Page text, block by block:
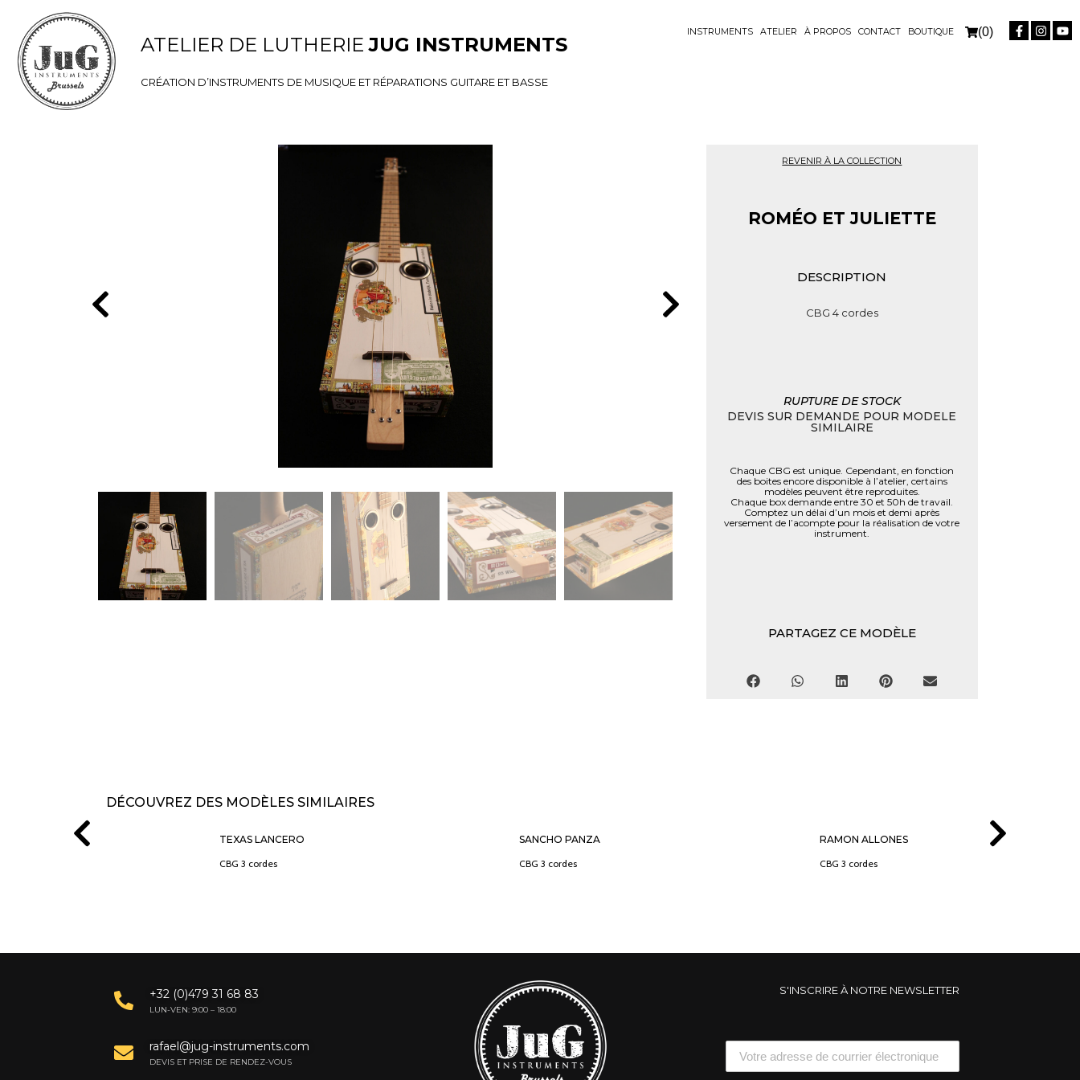
ATELIER DE LUTHERIEJUG INSTRUMENTS
CRÉATION D’INSTRUMENTS DE MUSIQUE ET RÉPARATIONS GUITARE ET BASSE
INSTRUMENTS ATELIER À PROPOS CONTACT BOUTIQUE (0)
REVENIR À LA COLLECTION
ROMÉO ET JULIETTE
DESCRIPTION
CBG 4 cordes
RUPTURE DE STOCK
DEVIS SUR DEMANDE POUR MODELE
SIMILAIRE
Chaque CBG est unique. Cependant, en fonction
des boites encore disponible à l’atelier, certains
modèles peuvent être reproduites.
Chaque box demande entre 30 et 50h de travail.
Comptez un délai d’un mois et demi après
versement de l’acompte pour la réalisation de votre
instrument.
PARTAGEZ CE MODÈLE
DÉCOUVREZ DES MODÈLES SIMILAIRES
TEXAS LANCERO
CBG 3 cordes
SANCHO PANZA
CBG 3 cordes
RAMON ALLONES
CBG 3 cordes
+32 (0)479 31 68 83
LUN-VEN: 9:00 – 18:00
rafael@jug-instruments.com
DEVIS ET PRISE DE RENDEZ-VOUS
S'INSCRIRE À NOTRE NEWSLETTER